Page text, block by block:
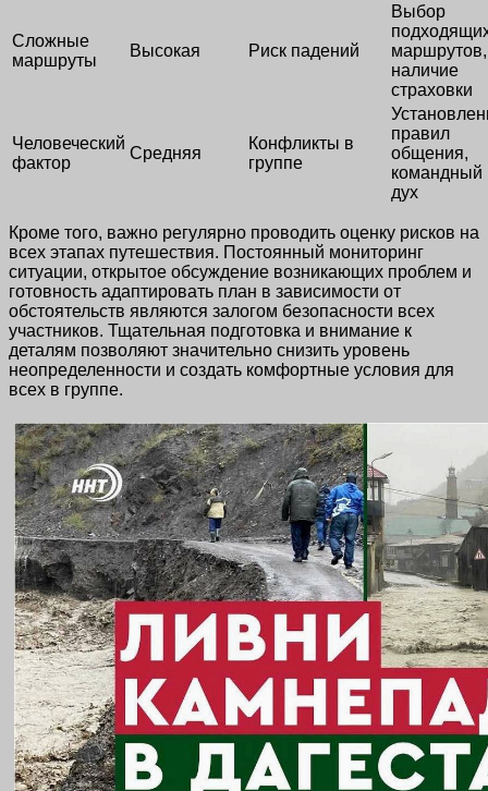
Сложные
маршруты
Высокая Риск падений
Выбор
маршрутов,
наличие
страховки
Человеческий
фактор
Средняя
Конфликты в
группе
правил
общения,
командный
дух
Кроме того, важно регулярно проводить оценку рисков на
всех этапах путешествия. Постоянный мониторинг
ситуации, открытое обсуждение возникающих проблем и
готовность адаптировать план в зависимости от
обстоятельств являются залогом безопасности всех
участников. Тщательная подготовка и внимание к
деталям позволяют значительно снизить уровень
неопределенности и создать комфортные условия для
всех в группе.